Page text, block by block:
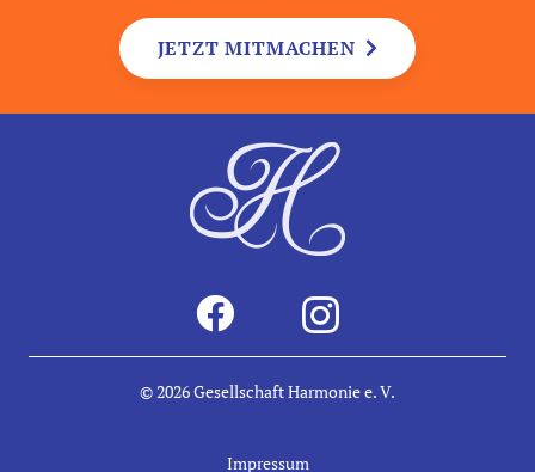
JETZT MITMACHEN
© 2026Gesellschaft Harmonie e. V.
Impressum